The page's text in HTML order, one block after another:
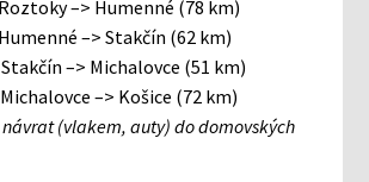
–> Humenné (78 km)
–> Stakčín (62 km)
Stakčín –> Michalovce (51 km)
Michalovce –> Košice (72 km)
návrat (vlakem, auty) do domovských